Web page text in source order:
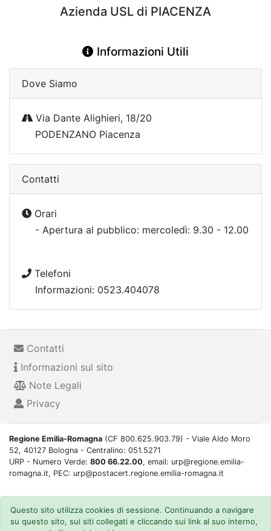
Azienda USL di PIACENZA
Informazioni Utili
Dove Siamo
Via Dante Alighieri, 18/20
PODENZANO Piacenza
Contatti
Orari
- Apertura al pubblico: mercoledì: 9.30 - 12.00
Telefoni
Informazioni: 0523.404078
Contatti
Informazioni sul sito
Note Legali
Privacy
Regione Emilia-Romagna (CF 800.625.903.79) - Viale Aldo Moro
52, 40127 Bologna - Centralino: 051.5271
URP - Numero Verde: 800 66.22.00, email: urp@regione.emilia-
romagna.it, PEC: urp@postacert.regione.emilia-romagna.it
Questo sito utilizza cookies di sessione. Continuando a navigare
su questo sito, sui siti collegati e cliccando sui link al suo interno,